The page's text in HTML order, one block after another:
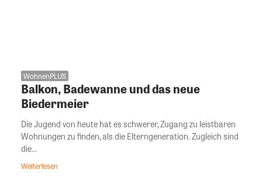
WohnenPLUS
Balkon, Badewanne und das neue
Biedermeier
Die Jugend von heute hat es schwerer, Zugang zu leistbaren
Wohnungen zu finden, als die Elterngeneration. Zugleich sind
die...
Weiterlesen